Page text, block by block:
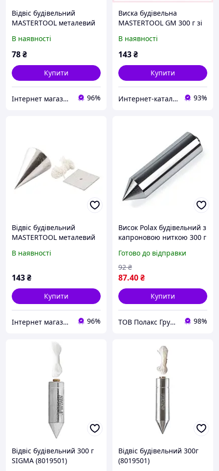
Відвіс будівельний
MASTERTOOL металевий
L 5 м 30-0604
В наявності
78₴
Купити
Інтернет магазин "Megotools" 96%
Виска будівельна
MASTERTOOL GM 300 г зі
K8H579184
В наявності
143₴
Купити
Интернет-каталог скидок "Гривна Маркет" 93%
Відвіс будівельний
MASTERTOOL металевий
30-0602
В наявності
143₴
Купити
Інтернет магазин "Megotools" 96%
Висок Polax будівельний з
капроновою ниткою 300 г
Готово до відправки
87.40₴
92 ₴
Купити
ТОВ Полакс Групп 98%
Відвіс будівельний 300 г
SIGMA (8019501)
Відвіс будівельний 300г
(8019501)